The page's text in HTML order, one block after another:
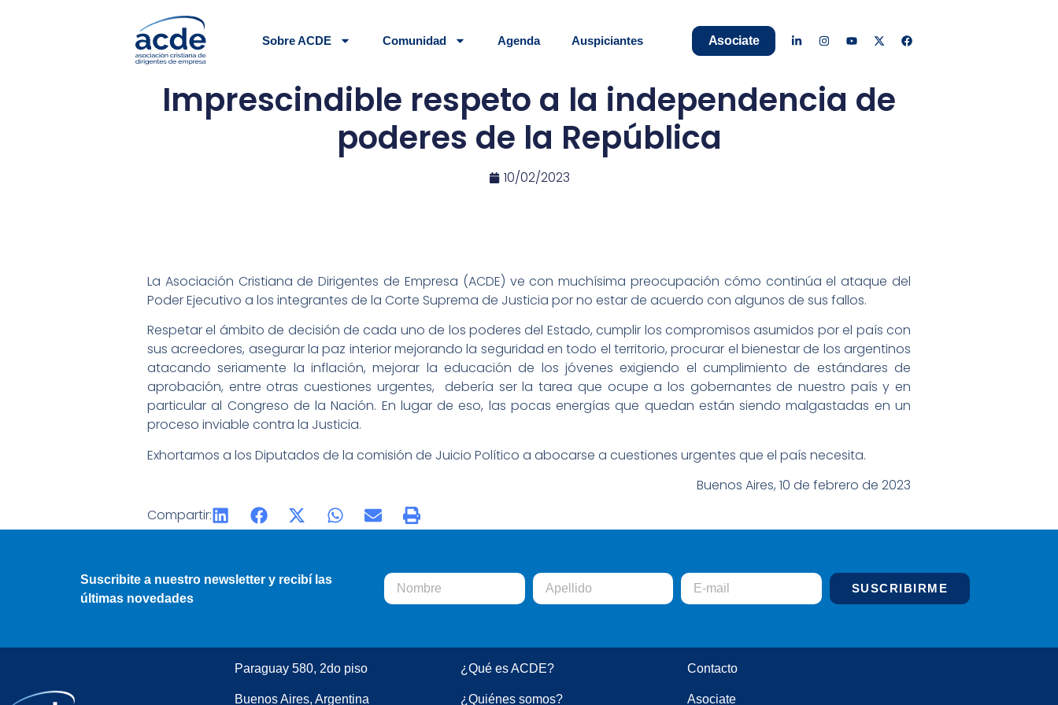
Sobre ACDE Comunidad Agenda Auspiciantes Asociate
Imprescindible respeto a la independencia de
poderes de la República
10/02/2023
La Asociación Cristiana de Dirigentes de Empresa (ACDE) ve con muchísima preocupación cómo continúa el ataque del
Poder Ejecutivo a los integrantes de la Corte Suprema de Justicia por no estar de acuerdo con algunos de sus fallos.
Respetar el ámbito de decisión de cada uno de los poderes del Estado, cumplir los compromisos asumidos por el país con
sus acreedores, asegurar la paz interior mejorando la seguridad en todo el territorio, procurar el bienestar de los argentinos
atacando seriamente la inflación, mejorar la educación de los jóvenes exigiendo el cumplimiento de estándares de
aprobación, entre otras cuestiones urgentes, debería ser la tarea que ocupe a los gobernantes de nuestro país y en
particular al Congreso de la Nación. En lugar de eso, las pocas energías que quedan están siendo malgastadas en un
proceso inviable contra la Justicia.
Exhortamos a los Diputados de la comisión de Juicio Político a abocarse a cuestiones urgentes que el país necesita.
Buenos Aires, 10 de febrero de 2023
Compartir:
Suscribite a nuestro newsletter y recibí las
últimas novedades
SUSCRIBIRME
Paraguay 580, 2do piso
Buenos Aires, Argentina
¿Qué es ACDE?
¿Quiénes somos?
Contacto
Asociate